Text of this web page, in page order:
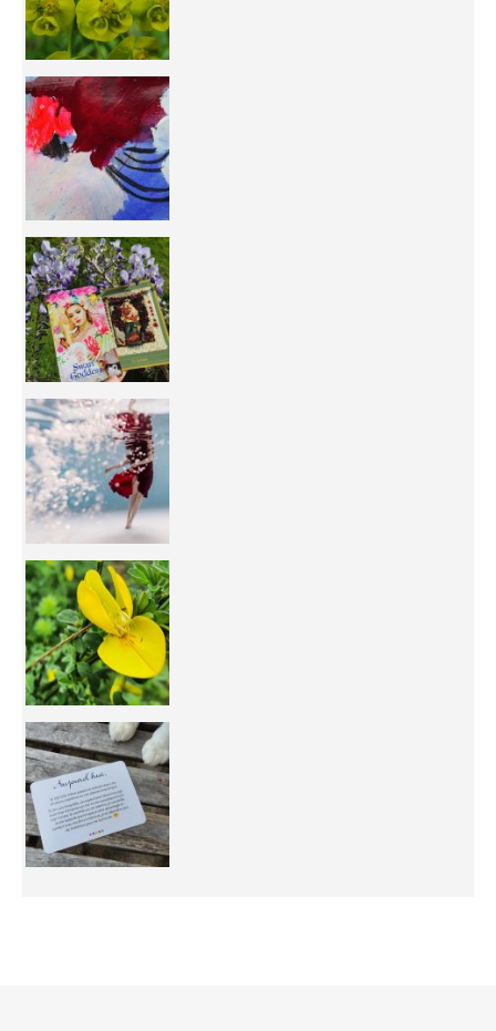
50/50 OR 100/100 ? The day after Ascension, w